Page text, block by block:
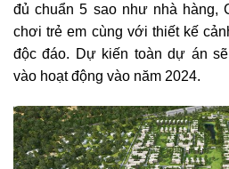
đủ chuẩn 5 sao như nhà hàng,
chơi trẻ em cùng với thiết kế
độc đáo. Dự kiến toàn dự án
vào hoạt động vào năm 2024.